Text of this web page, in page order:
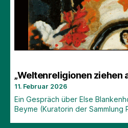
„Weltenreligionen ziehen
11. Februar 2026
Ein Gespräch über Else
Beyme (Kuratorin der